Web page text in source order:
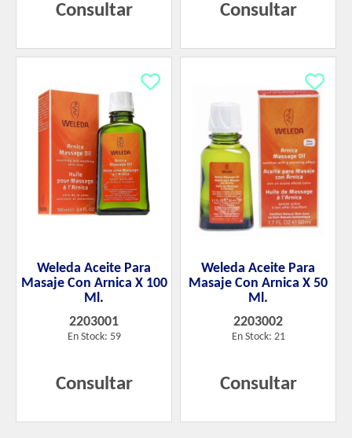
Consultar Consultar
Weleda Aceite Para
Masaje Con Arnica X 100
Ml.
2203001
En Stock: 59
Consultar
Weleda Aceite Para
Masaje Con Arnica X 50
Ml.
2203002
En Stock: 21
Consultar